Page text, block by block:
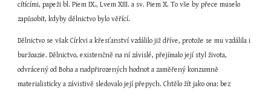
cítícími, papeži bl. Piem IX., Lvem XIII. a sv. Piem X. To vše by přece muselo
zapůsobit, kdyby dělnictvo bylo věřící.
Dělnictvo se však Církvi a křesťanství vzdálilo již dříve, protože se mu vzdálila i
buržoazie. Dělnictvo, existenčně na ní závislé, přejímalo její styl života,
odvrácený od Boha a nadpřirozených hodnot a zaměřený konzumně
materialisticky a závistivě sledovalo její přepych. Chtělo žít jako ona: bez